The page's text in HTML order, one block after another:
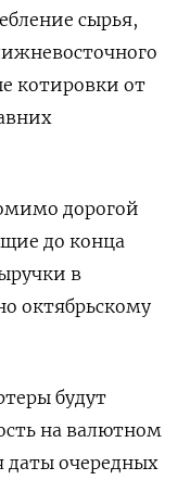
сырья,
котировки от
дорогой
до конца
в
октябрьскому
будут
на валютном
очередных